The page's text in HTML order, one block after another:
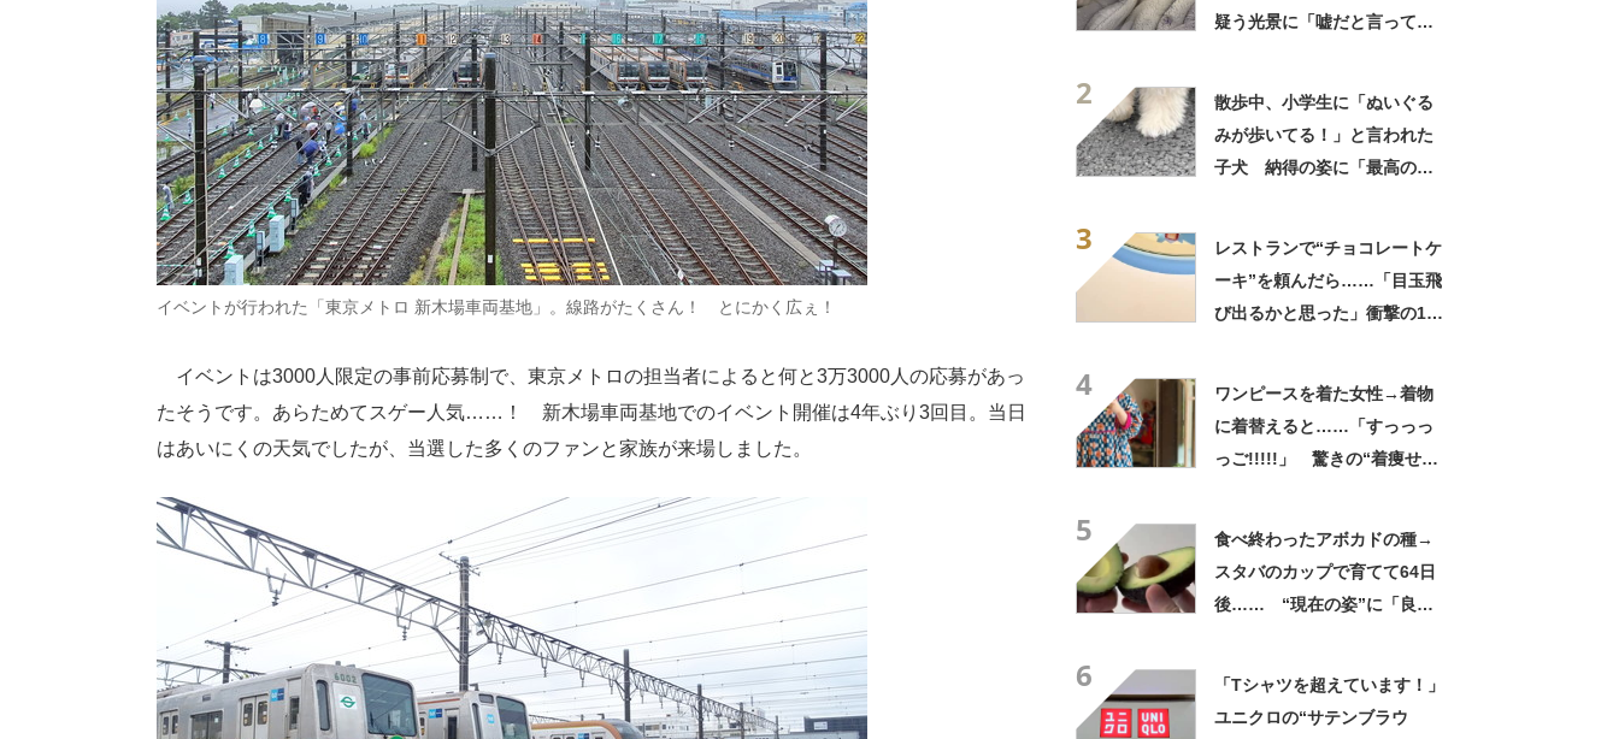
イベントが行われた「東京メトロ 新木場車両基地」。線路がたくさん！ とにかく広ぇ！
イベントは3000人限定の事前応募制で、東京メトロの担当者によると何と3万3000人の応募があっ
たそうです。あらためてスゲー人気……！ 新木場車両基地でのイベント開催は4年ぶり3回目。当日
はあいにくの天気でしたが、当選した多くのファンと家族が来場しました。
疑う光景に「嘘だと言ってく
2
散歩中、小学生に「ぬいぐる
みが歩いてる！」と言われた
子犬 納得の姿に「最高の褒
3
レストランで“チョコレートケ
ーキ”を頼んだら……「目玉飛
び出るかと思った」衝撃の1皿
4
ワンピースを着た女性→着物
に着替えると……「すっっっ
っご!!!!!」 驚きの“着痩せ
5
食べ終わったアボカドの種→
スタバのカップで育てて64日
後…… “現在の姿”に「良さ
6
「Tシャツを超えています！」
ユニクロの“サテンブラウ